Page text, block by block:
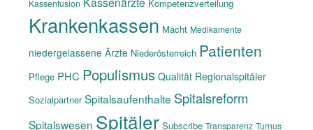
Kassenfusion
Kompetenzverteilung
Krankenkassen Macht Medikamente
niedergelassene Ärzte Niederösterreich Patienten
Pflege PHC Populismus Qualität Regionalspitäler
Sozialpartner Spitalsaufenthalte Spitalsreform
Spitalswesen Spitäler Subscribe Transparenz Turnus